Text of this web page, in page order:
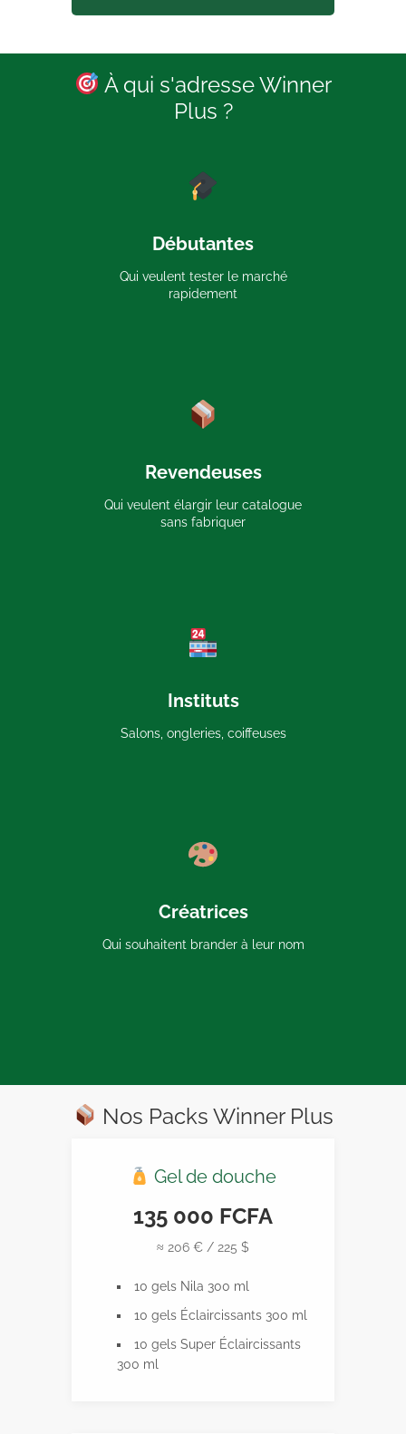
À qui s'adresse Winner
Plus ?
Débutantes
Qui veulent tester le marché
rapidement
Revendeuses
Qui veulent élargir leur catalogue
sans fabriquer
Instituts
Salons, ongleries, coiffeuses
Créatrices
Qui souhaitent brander à leur nom
Nos Packs Winner Plus
Gel de douche
135 000 FCFA
≈ 206 € / 225 $
10 gels Nila 300 ml
10 gels Éclaircissants 300 ml
10 gels Super Éclaircissants
300 ml